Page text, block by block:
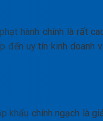
hành chính là rất
đến uy tín kinh doanh
khẩu chính ngạch là